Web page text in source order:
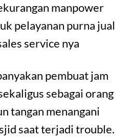
manpower
pelayanan purna jual
service nya
pembuat jam
sebagai orang
tangan menangani
saat terjadi trouble.